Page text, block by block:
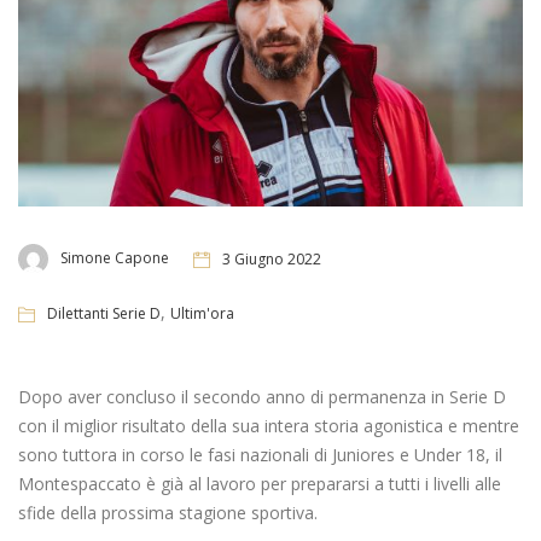
Simone Capone 3 Giugno 2022
Dilettanti Serie D, Ultim'ora
Dopo aver concluso il secondo anno di permanenza in Serie D
con il miglior risultato della sua intera storia agonistica e mentre
sono tuttora in corso le fasi nazionali di Juniores e Under 18, il
Montespaccato è già al lavoro per prepararsi a tutti i livelli alle
sfide della prossima stagione sportiva.